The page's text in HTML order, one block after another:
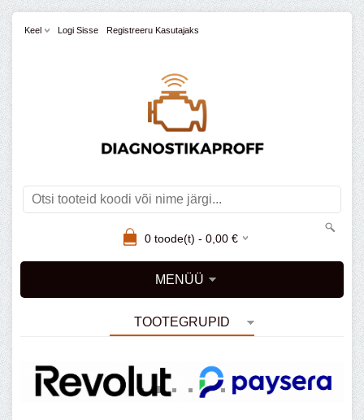
Keel Logi Sisse Registreeru Kasutajaks
0toode(t) - 0,00€
MENÜÜ
TOOTEGRUPID